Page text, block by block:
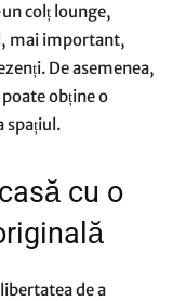
colț lounge,
mai important,
De asemenea,
obține o
spațiul.
cu o
de a